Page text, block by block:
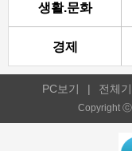
생활.문화
경제
PC보기 | 전체
Copyright ⓒ